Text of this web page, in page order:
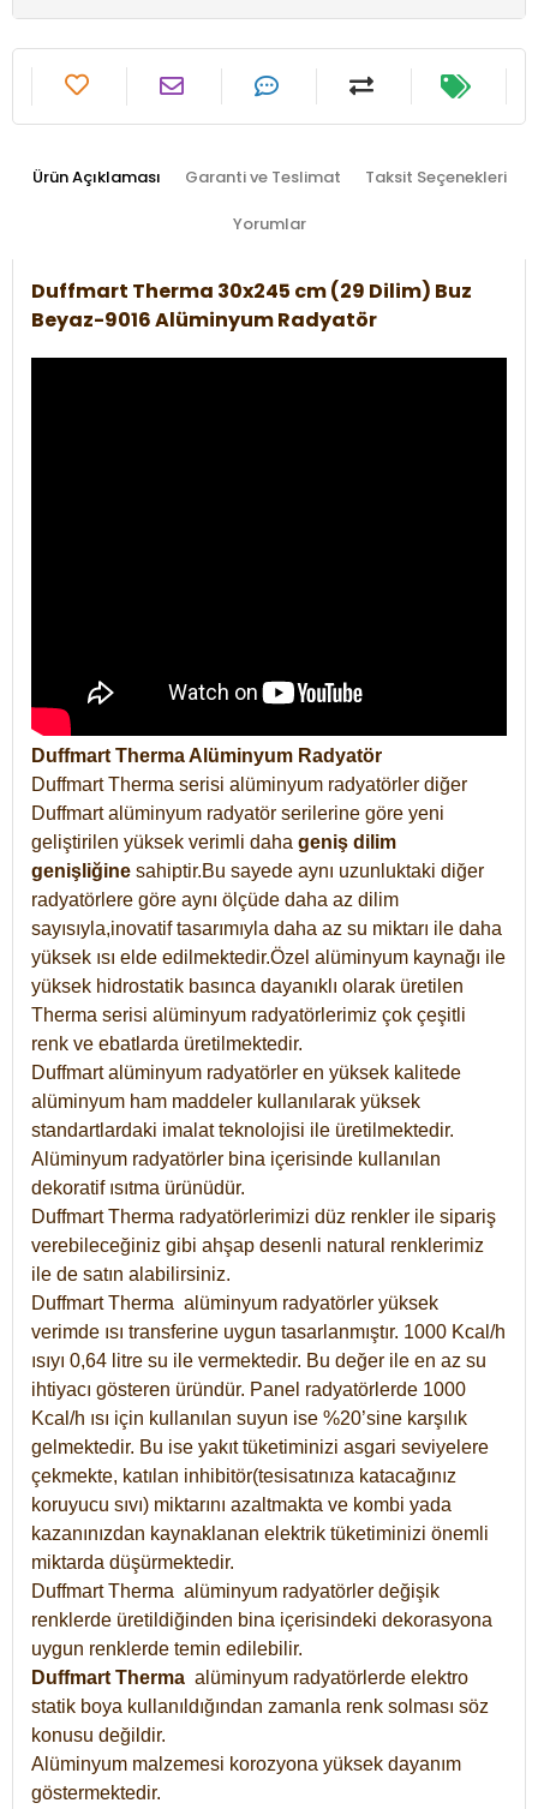
Ürün Açıklaması Garanti ve Teslimat Taksit Seçenekleri
Yorumlar
Duffmart Therma 30x245 cm (29 Dilim) Buz
Beyaz-9016 Alüminyum Radyatör
Duffmart Therma Alüminyum Radyatör
Duffmart Therma serisi alüminyum radyatörler diğer
Duffmart alüminyum radyatör serilerine göre yeni
geliştirilen yüksek verimli daha geniş dilim
genişliğine sahiptir.Bu sayede aynı uzunluktaki diğer
radyatörlere göre aynı ölçüde daha az dilim
sayısıyla,inovatif tasarımıyla daha az su miktarı ile daha
yüksek ısı elde edilmektedir.Özel alüminyum kaynağı ile
yüksek hidrostatik basınca dayanıklı olarak üretilen
Therma serisi alüminyum radyatörlerimiz çok çeşitli
renk ve ebatlarda üretilmektedir.
Duffmart alüminyum radyatörler en yüksek kalitede
alüminyum ham maddeler kullanılarak yüksek
standartlardaki imalat teknolojisi ile üretilmektedir.
Alüminyum radyatörler bina içerisinde kullanılan
dekoratif ısıtma ürünüdür.
Duffmart Therma radyatörlerimizi düz renkler ile sipariş
verebileceğiniz gibi ahşap desenli natural renklerimiz
ile de satın alabilirsiniz.
Duffmart Therma alüminyum radyatörler yüksek
verimde ısı transferine uygun tasarlanmıştır. 1000 Kcal/h
ısıyı 0,64 litre su ile vermektedir. Bu değer ile en az su
ihtiyacı gösteren üründür. Panel radyatörlerde 1000
Kcal/h ısı için kullanılan suyun ise %20’sine karşılık
gelmektedir. Bu ise yakıt tüketiminizi asgari seviyelere
çekmekte, katılan inhibitör(tesisatınıza katacağınız
koruyucu sıvı) miktarını azaltmakta ve kombi yada
kazanınızdan kaynaklanan elektrik tüketiminizi önemli
miktarda düşürmektedir.
Duffmart Therma alüminyum radyatörler değişik
renklerde üretildiğinden bina içerisindeki dekorasyona
uygun renklerde temin edilebilir.
Duffmart Therma alüminyum radyatörlerde elektro
statik boya kullanıldığından zamanla renk solması söz
konusu değildir.
Alüminyum malzemesi korozyona yüksek dayanım
göstermektedir.